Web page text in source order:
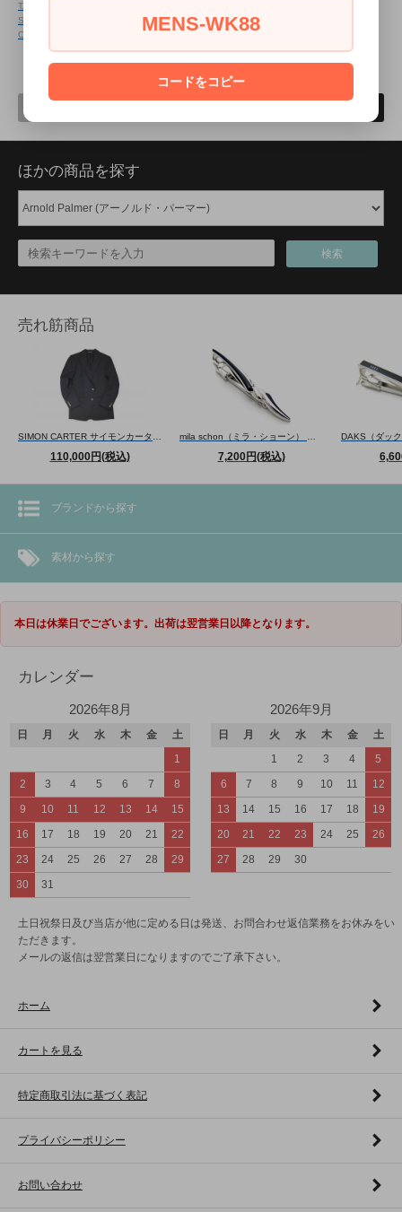
TATEOSSIAN BUSINESS BULLSEYE
SEMI PRECIOUS RHODIUM &
ONYX
SEMI PRECIOUS YELLOW GOLD &
ほかの商品を探す
検索
売れ筋商品
110,000円(税込) 7,200円(税込)
ブランドから探す
素材から探す
本日は休業日でございます。出荷は翌営業日以降となります。
カレンダー
2026年8月
日 月 火 水 木 金
土
1
2
3 4 5 6 7
8
9
10 11 12 13 14
15
16
17 18 19 20 21
22
23
24 25 26 27 28
29
30
31
2026年9月
日 月 火 水 木 金
土
1
2 3 4
5
6
7 8 9 10 11
12
13
14 15 16 17 18
19
20
21 22 23 24 25
26
27
28 29 30
土日祝祭日及び当店が他に定める日は発送、お問合わせ返信業務をお休みをい
ただきます。
メールの返信は翌営業日になりますのでご了承下さい。
ホーム
カートを見る
特定商取引法に基づく表記
プライバシーポリシー
お問い合わせ
MENS-WK88
コードをコピー